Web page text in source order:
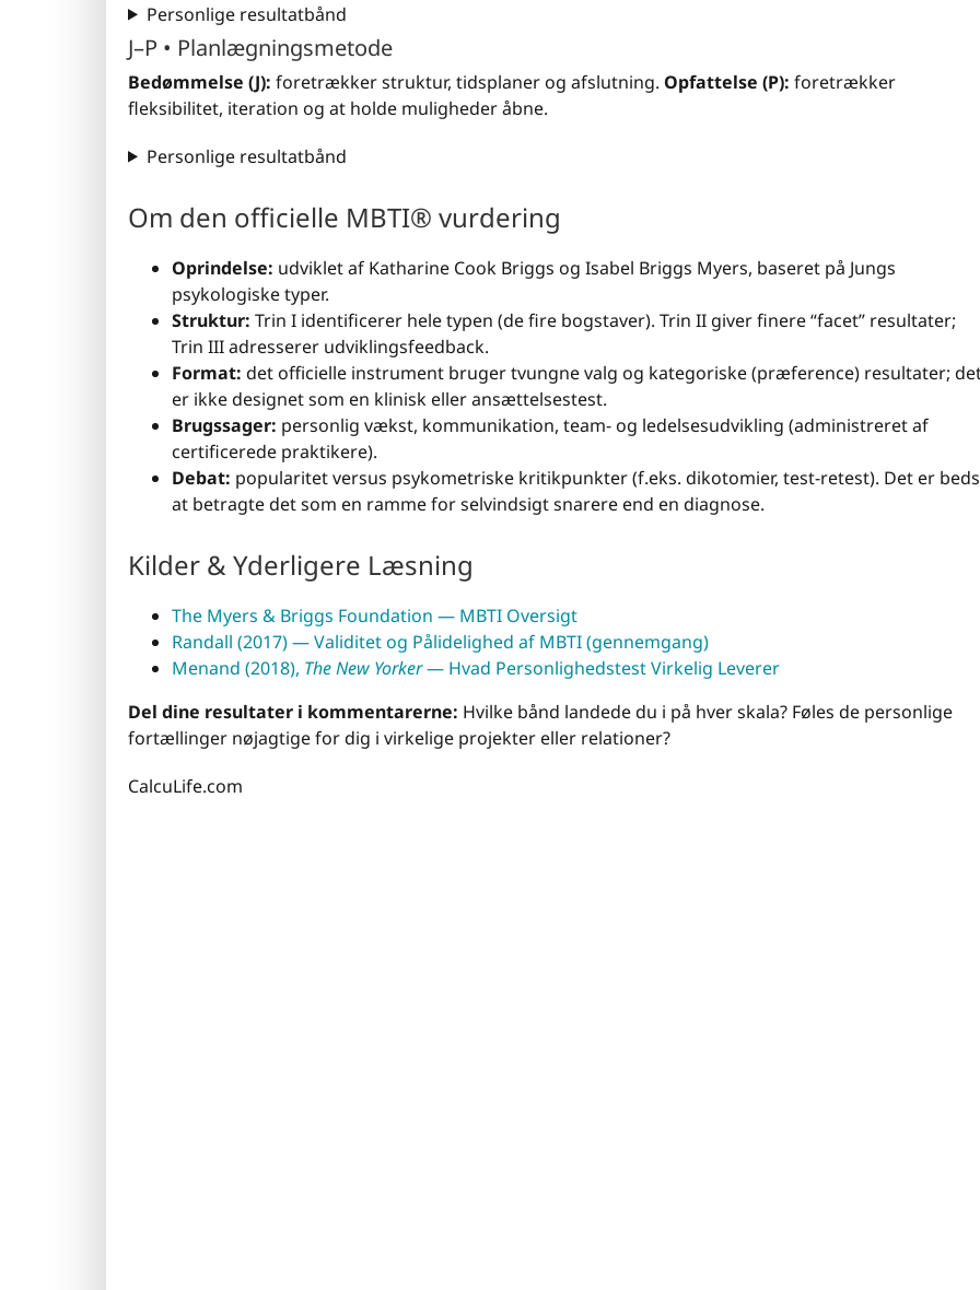
Personlige resultatbånd
J–P • Planlægningsmetode
Bedømmelse (J): foretrækker struktur, tidsplaner og afslutning. Opfattelse (P): foretrækker
fleksibilitet, iteration og at holde muligheder åbne.
Personlige resultatbånd
Om den officielle MBTI® vurdering
Oprindelse: udviklet af Katharine Cook Briggs og Isabel Briggs Myers, baseret på Jungs
psykologiske typer.
Struktur: Trin I identificerer hele typen (de fire bogstaver). Trin II giver finere “facet” resultater;
Trin III adresserer udviklingsfeedback.
Format: det officielle instrument bruger tvungne valg og kategoriske (præference) resultater;
er ikke designet som en klinisk eller ansættelsestest.
Brugssager: personlig vækst, kommunikation, team- og ledelsesudvikling (administreret af
certificerede praktikere).
Debat: popularitet versus psykometriske kritikpunkter (f.eks. dikotomier, test-retest). Det er
at betragte det som en ramme for selvindsigt snarere end en diagnose.
Kilder & Yderligere Læsning
The Myers & Briggs Foundation — MBTI Oversigt
Randall (2017) — Validitet og Pålidelighed af MBTI (gennemgang)
Menand (2018), The New Yorker— Hvad Personlighedstest Virkelig Leverer
Del dine resultater i kommentarerne: Hvilke bånd landede du i på hver skala? Føles de personlige
fortællinger nøjagtige for dig i virkelige projekter eller relationer?
CalcuLife.com